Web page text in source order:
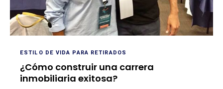
ESTILO DE VIDA PARA RETIRADOS
¿Cómo construir una carrera
inmobiliaria exitosa?